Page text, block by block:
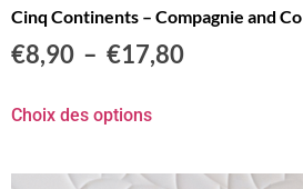
Cinq Continents – Compagnie and Co
€8,90 – €17,80
Choix des options